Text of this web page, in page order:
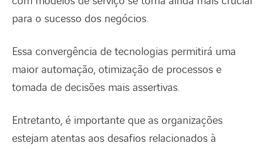
para o sucesso dos negócios.
Essa convergência de tecnologias permitirá uma
maior automação, otimização de processos e
tomada de decisões mais assertivas.
Entretanto, é importante que as organizações
estejam atentas aos desafios relacionados à